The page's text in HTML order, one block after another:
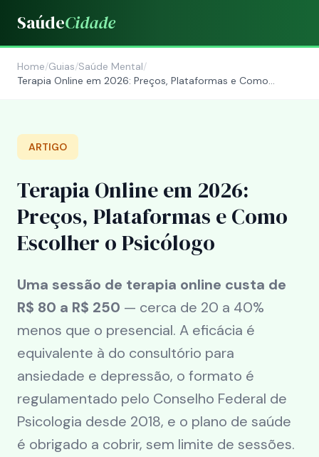
SaúdeCidade
Home/Guias/Saúde Mental/
Terapia Online em 2026: Preços, Plataformas e Como
ARTIGO
Terapia Online em 2026:
Preços, Plataformas e Como
Escolher o Psicólogo
Uma sessão de terapia online custa de
R$ 80 a R$ 250 — cerca de 20 a 40%
menos que o presencial. A eficácia é
equivalente à do consultório para
ansiedade e depressão, o formato é
regulamentado pelo Conselho Federal de
Psicologia desde 2018, e o plano de saúde
é obrigado a cobrir, sem limite de sessões.